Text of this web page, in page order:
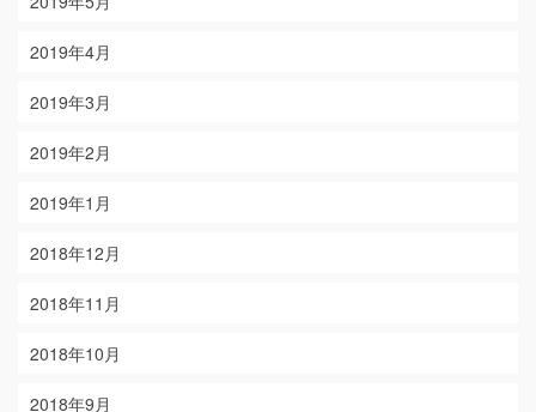
2019年4月
2019年3月
2019年2月
2019年1月
2018年12月
2018年11月
2018年10月
2018年9月